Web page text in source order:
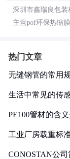
深圳市鑫瑞良包装
主营pof环保热缩
热门文章
无缝钢管的常用
生活中常见的传
PE100管材的含
工业厂房载重标
CONOSTAN公司